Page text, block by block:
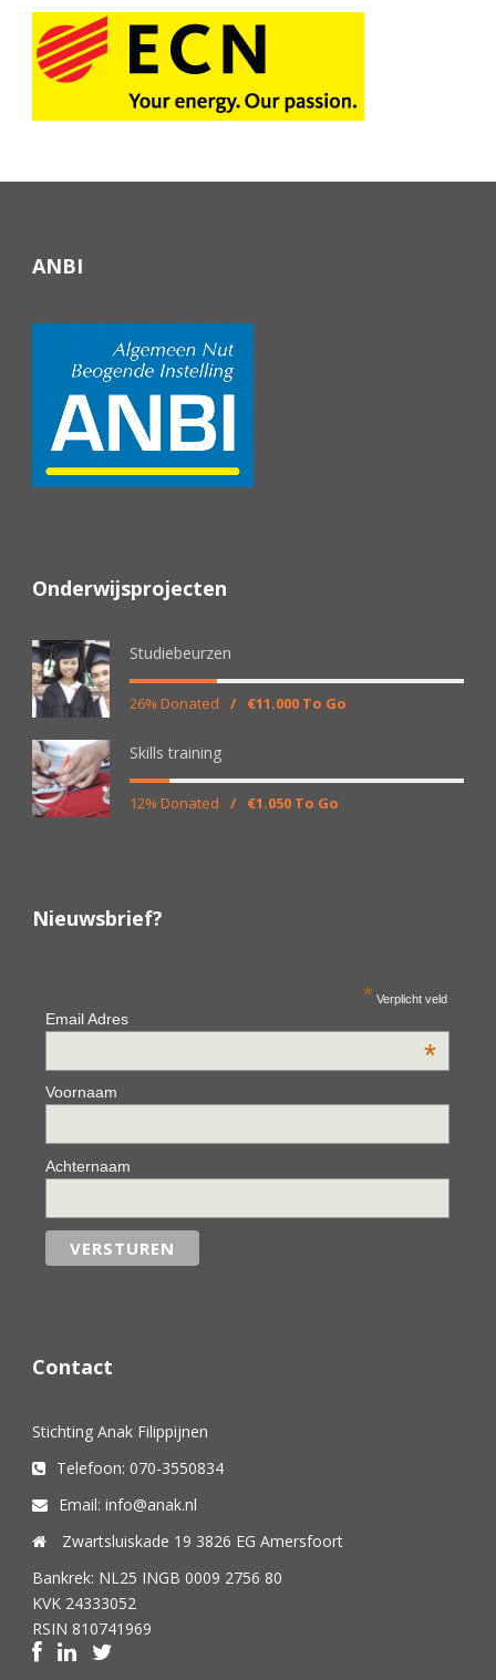
ANBI
Onderwijsprojecten
Studiebeurzen
26% Donated / €11.000 To Go
Skills training
12% Donated / €1.050 To Go
Nieuwsbrief?
* Verplicht veld
Email Adres
*
Voornaam
Achternaam
Contact
Stichting Anak Filippijnen
Telefoon: 070-3550834
Email: info@anak.nl
Zwartsluiskade 19 3826 EG Amersfoort
Bankrek: NL25 INGB 0009 2756 80
KVK 24333052
RSIN 810741969